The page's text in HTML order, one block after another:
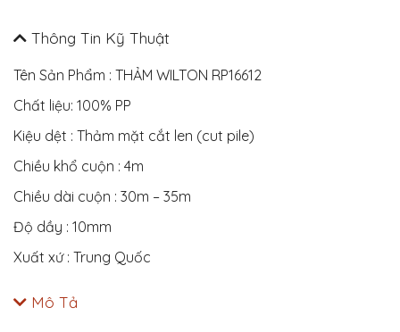
Thông Tin Kỹ Thuật
Tên Sản Phẩm : THẢM WILTON RP16612
Chất liệu: 100% PP
Kiệu dệt : Thảm mặt cắt len (cut pile)
Chiều khổ cuộn : 4m
Chiều dài cuộn : 30m – 35m
Độ dầy : 10mm
Xuất xứ : Trung Quốc
Mô Tả